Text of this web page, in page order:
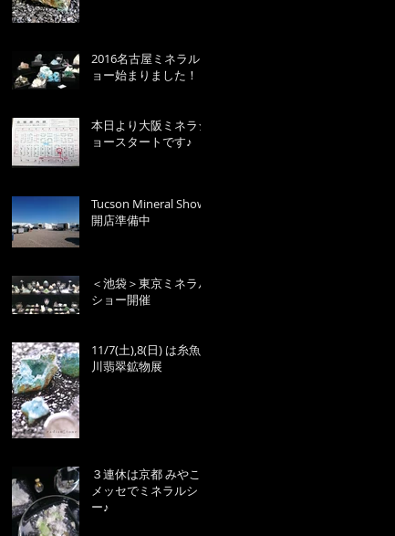
2016名古屋ミネラルシ
ョー始まりました！
本日より大阪ミネラシ
ョースタートです♪
Tucson Mineral Show
開店準備中
＜池袋＞東京ミネラル
ショー開催
11/7(土),8(日) は糸魚
川翡翠鉱物展
３連休は京都 みやこ
メッセでミネラルショ
ー♪